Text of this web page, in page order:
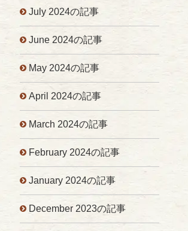
July 2024の記事
June 2024の記事
May 2024の記事
April 2024の記事
March 2024の記事
February 2024の記事
January 2024の記事
December 2023の記事